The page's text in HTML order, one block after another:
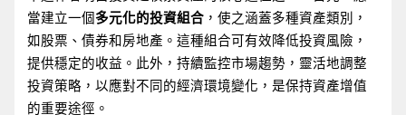
當建立一個多元化的投資組合 ，使之涵蓋多種資產類別，
如股票、債券和房地產。這種組合可有效降低投資風險，
提供穩定的收益。此外，持續監控市場趨勢，靈活地調整
投資策略，以應對不同的經濟環境變化，是保持資產增值
的重要途徑。